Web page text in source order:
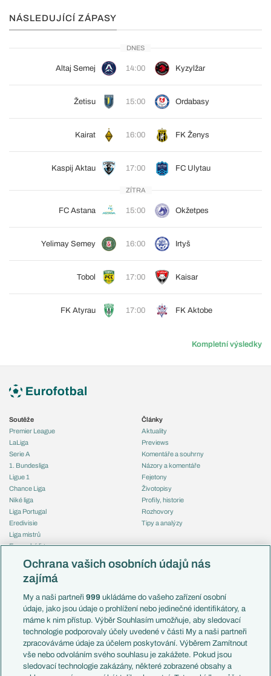
NÁSLEDUJÍCÍ ZÁPASY
DNES
Altaj Semej 14:00 Kyzylžar
Žetisu 15:00 Ordabasy
Kairat 16:00 FK Ženys
Kaspij Aktau 17:00 FC Ulytau
ZÍTRA
FC Astana 15:00 Okžetpes
Yelimay Semey 16:00 Irtyš
Tobol 17:00 Kaisar
FK Atyrau 17:00 FK Aktobe
Kompletní výsledky
Soutěže
Premier League
LaLiga
Serie A
1. Bundesliga
Ligue 1
Chance Liga
Niké liga
Liga Portugal
Eredivisie
Liga mistrů
Evropská liga
Mistrovství světa
Liga národů
Témata
Představení týmů MS
EuroSkauting
PL v kostce
Evropské koeficienty
Přestupy
Články
Aktuality
Previews
Komentáře a souhrny
Názory a komentáře
Fejetony
Životopisy
Profily, historie
Rozhovory
Tipy a analýzy
Česko
Francie
Itálie
Německo
Španělsko
Argentina
Brazílie
Ochrana vašich osobních údajů nás
zajímá
My a naši partneři999 ukládáme do vašeho zařízení osobní
údaje, jako jsou údaje o prohlížení nebo jedinečné identifikátory, a
máme k nim přístup. Výběr Souhlasím umožňuje, aby sledovací
technologie podporovaly účely uvedené v části My a naši partneři
zpracováváme údaje za účelem poskytování. Výběrem Zamítnout
vše nebo odvoláním svého souhlasu je zakážete. Pokud jsou
sledovací technologie zakázány, některé zobrazené obsahy a